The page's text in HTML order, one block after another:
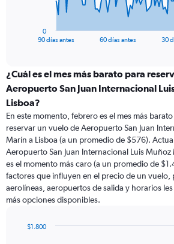
categories.
Range:
91
categories.
The
chart
has
1
Y
axis
displaying
values.
to
90 días antes 60 días antes 30
0
¿Cuál es el mes más barato para
Aeropuerto San Juan Internacional
Lisboa?
En este momento, febrero es el mes más
reservar un vuelo de Aeropuerto San Juan
Marín a Lisboa (a un promedio de $576).
Aeropuerto San Juan Internacional Luis
es el momento más caro (a un promedio de
factores que influyen en el precio de un
aerolíneas, aeropuertos de salida y horarios
más opciones disponibles.
$1.800